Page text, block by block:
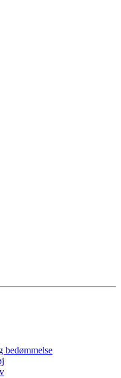
bedømmelse